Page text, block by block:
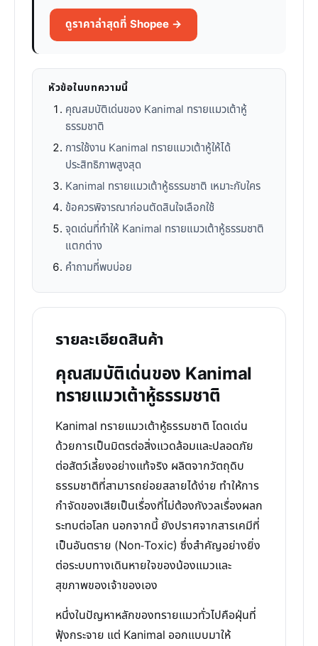
ดูราคาล่าสุดที่ Shopee →
หัวข้อในบทความนี้
คุณสมบัติเด่นของ Kanimal ทรายแมวเต้าหู้
ธรรมชาติ
การใช้งาน Kanimal ทรายแมวเต้าหู้ให้ได้
ประสิทธิภาพสูงสุด
Kanimal ทรายแมวเต้าหู้ธรรมชาติ เหมาะกับใคร
ข้อควรพิจารณาก่อนตัดสินใจเลือกใช้
จุดเด่นที่ทำให้ Kanimal ทรายแมวเต้าหู้ธรรมชาติ
แตกต่าง
คำถามที่พบบ่อย
รายละเอียดสินค้า
คุณสมบัติเด่นของ Kanimal
ทรายแมวเต้าหู้ธรรมชาติ
Kanimal ทรายแมวเต้าหู้ธรรมชาติ โดดเด่น
ด้วยการเป็นมิตรต่อสิ่งแวดล้อมและปลอดภัย
ต่อสัตว์เลี้ยงอย่างแท้จริง ผลิตจากวัตถุดิบ
ธรรมชาติที่สามารถย่อยสลายได้ง่าย ทำให้การ
กำจัดของเสียเป็นเรื่องที่ไม่ต้องกังวลเรื่องผลก
ระทบต่อโลก นอกจากนี้ ยังปราศจากสารเคมีที่
เป็นอันตราย (Non-Toxic) ซึ่งสำคัญอย่างยิ่ง
ต่อระบบทางเดินหายใจของน้องแมวและ
สุขภาพของเจ้าของเอง
หนึ่งในปัญหาหลักของทรายแมวทั่วไปคือฝุ่นที่
ฟุ้งกระจาย แต่ Kanimal ออกแบบมาให้